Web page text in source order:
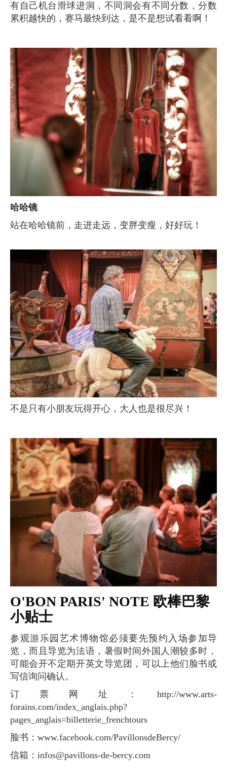
有自己机台滑球进洞，不同洞会有不同分数，分数
累积越快的，赛马最快到达，是不是想试看看啊！
哈哈镜
站在哈哈镜前，走进走远，变胖变瘦，好好玩！
不是只有小朋友玩得开心，大人也是很尽兴！
O'BON PARIS' NOTE 欧棒巴黎
小贴士
参观游乐园艺术博物馆必须要先预约入场参加导
览，而且导览为法语，暑假时间外国人潮较多时，
可能会开不定期开英文导览团，可以上他们脸书或
写信询问确认。
订票网址：http://www.arts-
forains.com/index_anglais.php?
pages_anglais=billetterie_frenchtours
脸书：www.facebook.com/PavillonsdeBercy/
信箱： infos@pavillons-de-bercy.com